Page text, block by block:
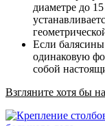
диаметре до
Если
одинаковую
собой
Взгляните хотя бы